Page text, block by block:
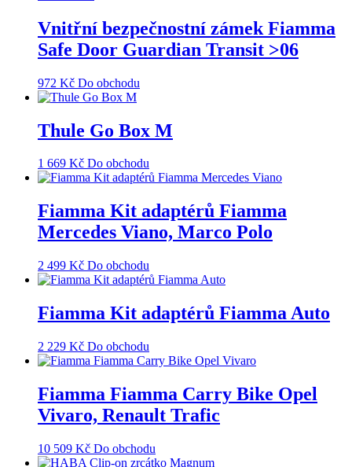
Vnitřní bezpečnostní zámek Fiamma
Safe Door Guardian Transit >06
972 Kč Do obchodu
Thule Go Box M
1 669 Kč Do obchodu
Fiamma Kit adaptérů Fiamma
Mercedes Viano, Marco Polo
2 499 Kč Do obchodu
Fiamma Kit adaptérů Fiamma Auto
2 229 Kč Do obchodu
Fiamma Fiamma Carry Bike Opel
Vivaro, Renault Trafic
10 509 Kč Do obchodu